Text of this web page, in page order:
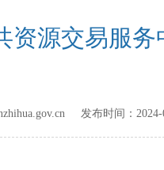
资源交易服
发布时间：